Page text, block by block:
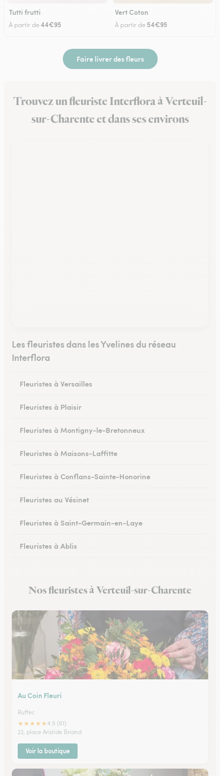
Tutti frutti
À partir de44€95
Vert Coton
À partir de 54€95
Faire livrer des fleurs
Trouvez un fleuriste Interflora à Verteuil-
sur-Charente et dans ses environs
Les fleuristes dans les Yvelines du réseau
Interflora
Fleuristes à Versailles
Fleuristes à Plaisir
Fleuristes à Montigny-le-Bretonneux
Fleuristes à Maisons-Laffitte
Fleuristes à Conflans-Sainte-Honorine
Fleuristes au Vésinet
Fleuristes à Saint-Germain-en-Laye
Fleuristes à Ablis
Fleuristes à Villepreux
Nos fleuristes à Verteuil-sur-Charente
Au Coin Fleuri
Ruffec
★★★★★4.5 (61)
22, place Aristide Briand
Voir la boutique